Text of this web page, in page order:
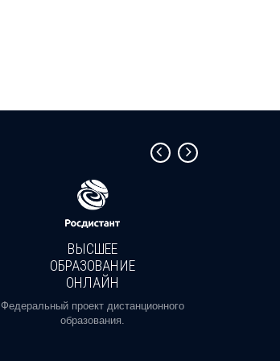
ВЫСШЕЕ
ОБРАЗОВАНИЕ
ОНЛАЙН
Федеральный проект дистанционного
образования.